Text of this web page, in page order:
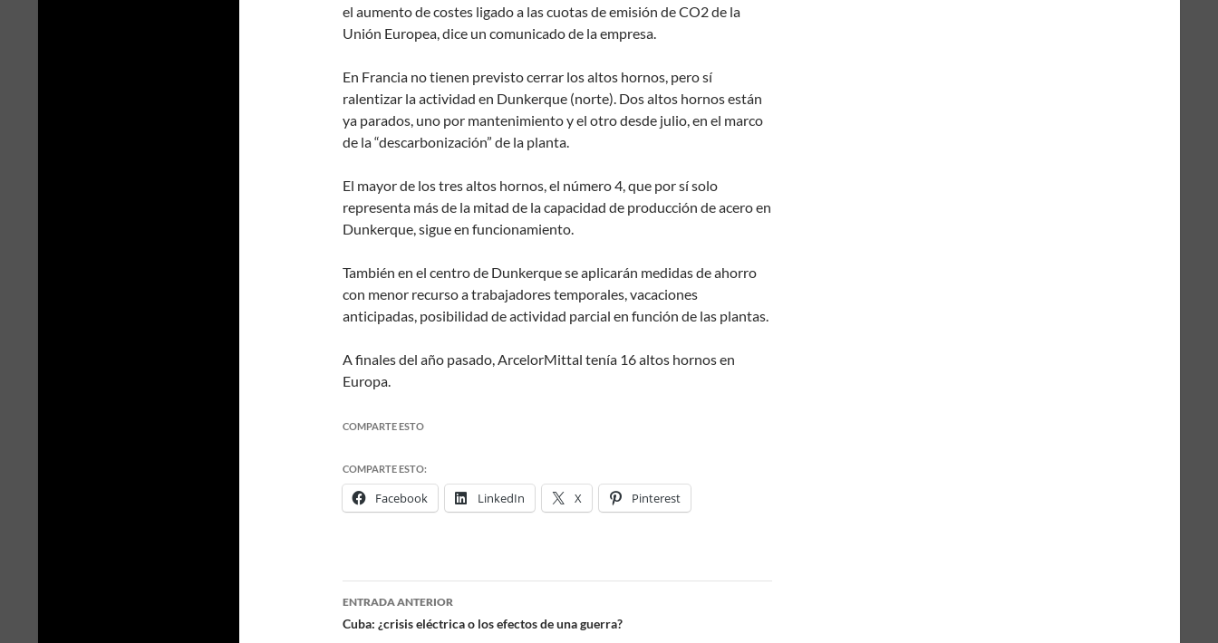
el aumento de costes ligado a las cuotas de emisión de CO2 de la
Unión Europea, dice un comunicado de la empresa.
En Francia no tienen previsto cerrar los altos hornos, pero sí
ralentizar la actividad en Dunkerque (norte). Dos altos hornos están
ya parados, uno por mantenimiento y el otro desde julio, en el marco
de la “descarbonización” de la planta.
El mayor de los tres altos hornos, el número 4, que por sí solo
representa más de la mitad de la capacidad de producción de acero en
Dunkerque, sigue en funcionamiento.
También en el centro de Dunkerque se aplicarán medidas de ahorro
con menor recurso a trabajadores temporales, vacaciones
anticipadas, posibilidad de actividad parcial en función de las plantas.
A finales del año pasado, ArcelorMittal tenía 16 altos hornos en
Europa.
COMPARTE ESTO
COMPARTE ESTO:
Facebook LinkedIn X Pinterest
Navegación
ENTRADA ANTERIOR
Cuba: ¿crisis eléctrica o los efectos de una guerra?